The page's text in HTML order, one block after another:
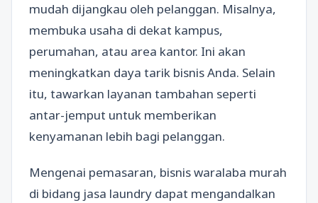
mudah dijangkau oleh pelanggan. Misalnya,
membuka usaha di dekat kampus,
perumahan, atau area kantor. Ini akan
meningkatkan daya tarik bisnis Anda. Selain
itu, tawarkan layanan tambahan seperti
antar-jemput untuk memberikan
kenyamanan lebih bagi pelanggan.
Mengenai pemasaran, bisnis waralaba murah
di bidang jasa laundry dapat mengandalkan